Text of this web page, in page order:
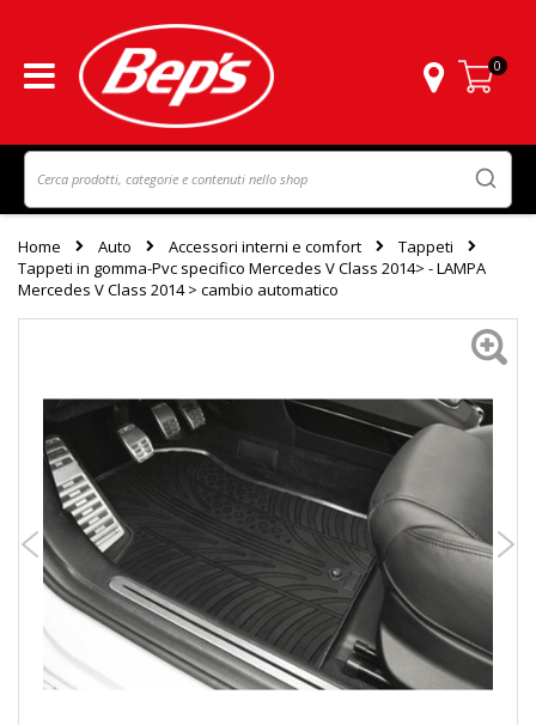
Carrello
0
Home Auto Accessori interni e comfort
Tappeti
Tappeti in gomma-Pvc specifico Mercedes V Class 2014> - LAMPA
Mercedes V Class 2014 > cambio automatico